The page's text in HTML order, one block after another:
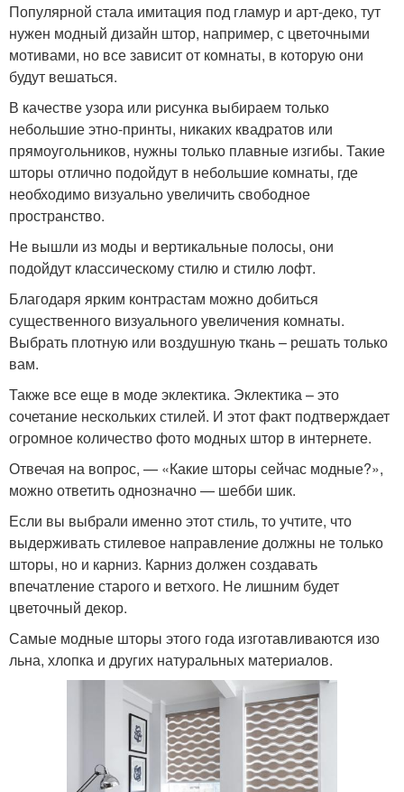
Популярной стала имитация под гламур и арт-деко, тут
нужен модный дизайн штор, например, с цветочными
мотивами, но все зависит от комнаты, в которую они
будут вешаться.
В качестве узора или рисунка выбираем только
небольшие этно-принты, никаких квадратов или
прямоугольников, нужны только плавные изгибы. Такие
шторы отлично подойдут в небольшие комнаты, где
необходимо визуально увеличить свободное
пространство.
Не вышли из моды и вертикальные полосы, они
подойдут классическому стилю и стилю лофт.
Благодаря ярким контрастам можно добиться
существенного визуального увеличения комнаты.
Выбрать плотную или воздушную ткань – решать только
вам.
Также все еще в моде эклектика. Эклектика – это
сочетание нескольких стилей. И этот факт подтверждает
огромное количество фото модных штор в интернете.
Отвечая на вопрос, — «Какие шторы сейчас модные?»,
можно ответить однозначно — шебби шик.
Если вы выбрали именно этот стиль, то учтите, что
выдерживать стилевое направление должны не только
шторы, но и карниз. Карниз должен создавать
впечатление старого и ветхого. Не лишним будет
цветочный декор.
Самые модные шторы этого года изготавливаются изо
льна, хлопка и других натуральных материалов.